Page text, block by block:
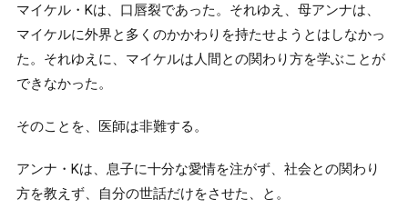
マイケル・Kは、口唇裂であった。それゆえ、母アンナは、
マイケルに外界と多くのかかわりを持たせようとはしなかっ
た。それゆえに、マイケルは人間との関わり方を学ぶことが
できなかった。
そのことを、医師は非難する。
アンナ・Kは、息子に十分な愛情を注がず、社会との関わり
方を教えず、自分の世話だけをさせた、と。